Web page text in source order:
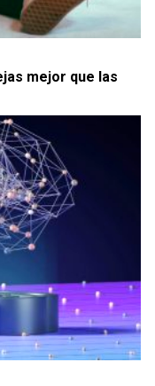
mejor que las